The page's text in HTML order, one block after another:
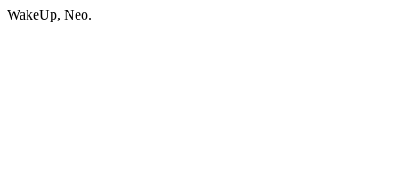
WakeUp, Neo.